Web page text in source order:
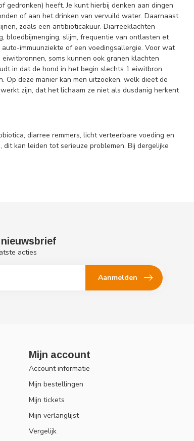
heeft. Je kunt hierbij denken aan dingen
of aan het drinken van vervuild water. Daarnaast
zoals een antibioticakuur. Diarreeklachten
bloedbijmenging, slijm, frequentie van ontlasten et
immuunziekte of een voedingsallergie. Voor wat
soms kunnen ook granen klachten
in dat de hond in het begin slechts 1 eiwitbron
deze manier kan men uitzoeken, welk dieet de
zijn, dat het lichaam ze niet als dusdanig herkent
diarree remmers, licht verteerbare voeding en
kan leiden tot serieuze problemen. Bij dergelijke
acties
Aanmelden
Mijn account
Account informatie
Mijn bestellingen
Mijn tickets
Mijn verlanglijst
Vergelijk